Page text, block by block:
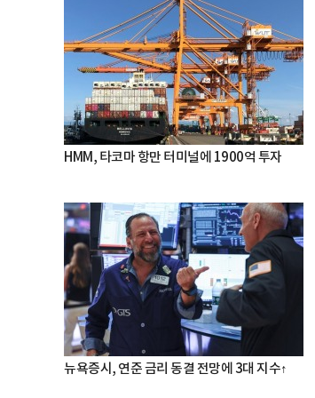
HMM, 타코마 항만 터미널에 1900억 투자
뉴욕증시, 연준 금리 동결 전망에 3대 지수↑